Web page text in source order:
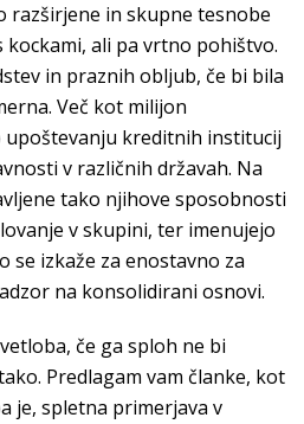
razširjene in skupne tesnobe
ali pa vrtno pohištvo.
in praznih obljub, če bi bila
Več kot milijon
kreditnih institucij
v različnih državah. Na
tako njihove sposobnosti
v skupini, ter imenujejo
izkaže za enostavno za
na konsolidirani osnovi.
če ga sploh ne bi
Predlagam vam članke, kot
je, spletna primerjava v